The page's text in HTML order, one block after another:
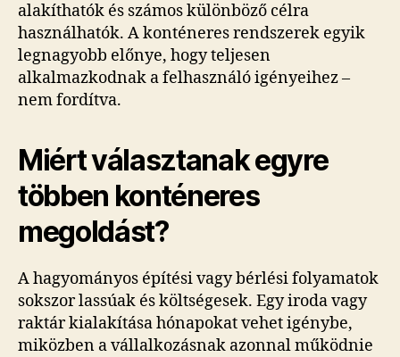
alakíthatók és számos különböző célra
használhatók. A konténeres rendszerek egyik
legnagyobb előnye, hogy teljesen
alkalmazkodnak a felhasználó igényeihez –
nem fordítva.
Miért választanak egyre
többen konténeres
megoldást?
A hagyományos építési vagy bérlési folyamatok
sokszor lassúak és költségesek. Egy iroda vagy
raktár kialakítása hónapokat vehet igénybe,
miközben a vállalkozásnak azonnal működnie